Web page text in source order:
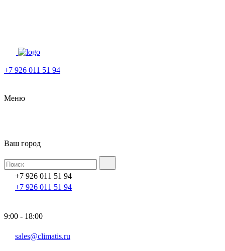
+7 926 011 51 94
Меню
Ваш город
+7 926 011 51 94
+7 926 011 51 94
9:00 - 18:00
sales@climatis.ru